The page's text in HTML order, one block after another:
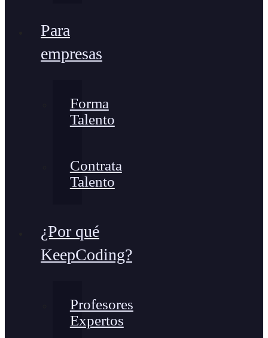
Para
empresas
Forma
Talento
Contrata
Talento
¿Por qué
KeepCoding?
Profesores
Expertos